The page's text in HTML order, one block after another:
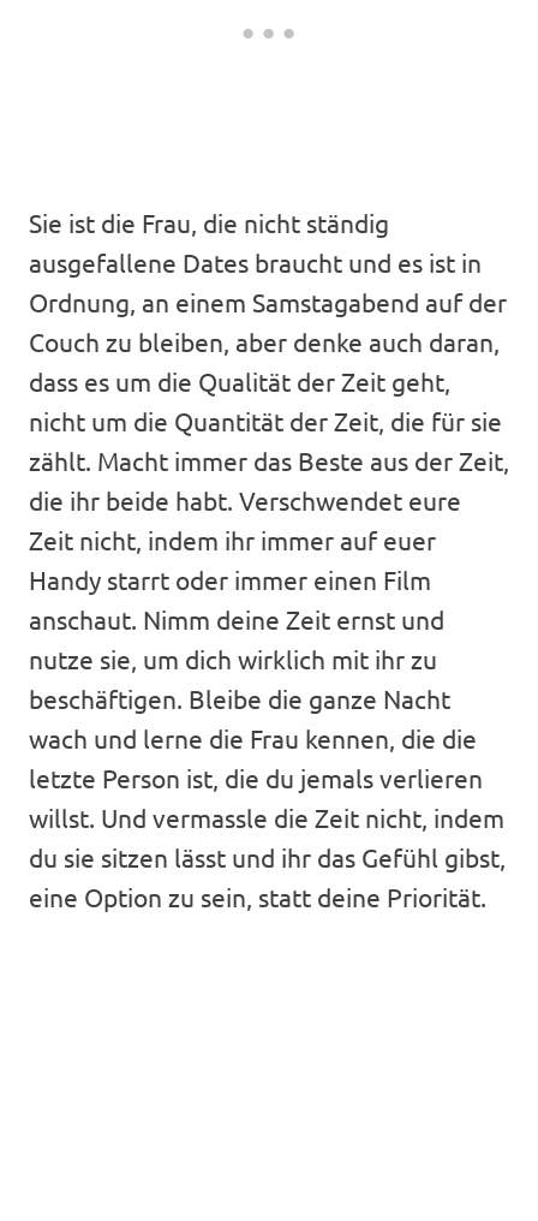
Sie ist die Frau, die nicht ständig
ausgefallene Dates braucht und es ist in
Ordnung, an einem Samstagabend auf der
Couch zu bleiben, aber denke auch daran,
dass es um die Qualität der Zeit geht,
nicht um die Quantität der Zeit, die für sie
zählt. Macht immer das Beste aus der Zeit,
die ihr beide habt. Verschwendet eure
Zeit nicht, indem ihr immer auf euer
Handy starrt oder immer einen Film
anschaut. Nimm deine Zeit ernst und
nutze sie, um dich wirklich mit ihr zu
beschäftigen. Bleibe die ganze Nacht
wach und lerne die Frau kennen, die die
letzte Person ist, die du jemals verlieren
willst. Und vermassle die Zeit nicht, indem
du sie sitzen lässt und ihr das Gefühl gibst,
eine Option zu sein, statt deine Priorität.